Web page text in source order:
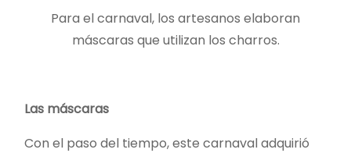
Para el carnaval, los artesanos elaboran
máscaras que utilizan los charros.
Las máscaras
Con el paso del tiempo, este carnaval adquirió